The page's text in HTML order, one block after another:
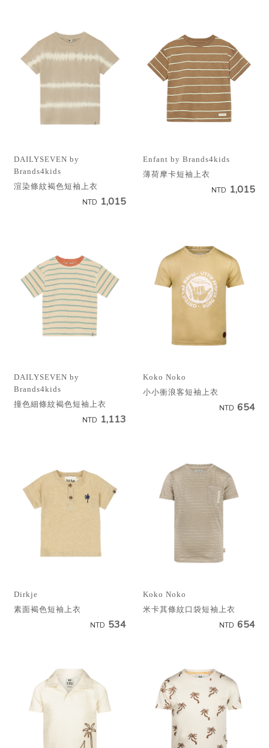
DAILYSEVEN by
Brands4kids
渲染條紋褐色短袖上衣
NTD 1,015
Enfant by Brands4kids
薄荷摩卡短袖上衣
NTD 1,015
DAILYSEVEN by
Brands4kids
撞色細條紋褐色短袖上衣
NTD 1,113
Koko Noko
小小衝浪客短袖上衣
NTD 654
Dirkje
素面褐色短袖上衣
NTD 534
Koko Noko
米卡其條紋口袋短袖上衣
NTD 654